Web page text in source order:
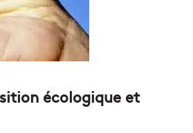
écologique et